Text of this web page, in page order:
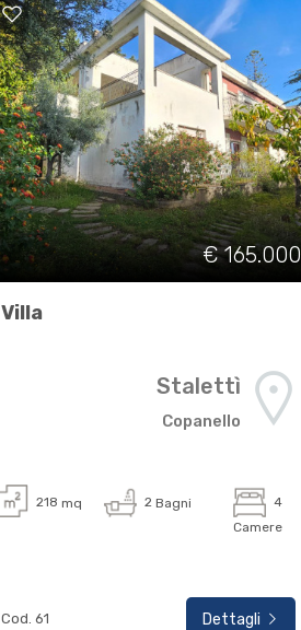
€ 165.000
Villa
Stalettì
Copanello
218 mq 2 Bagni
4
Camere
Cod. 61 Dettagli